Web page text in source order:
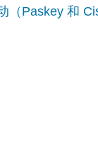
Paskey 和